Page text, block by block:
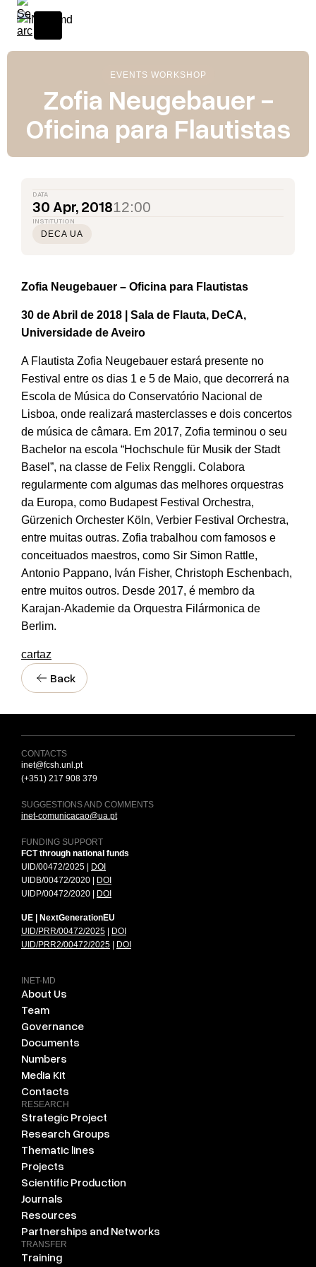
EVENTS WORKSHOP
Zofia Neugebauer -
Oficina para Flautistas
DATA
30 Apr, 201812:00
INSTITUTION
DECA UA
Zofia Neugebauer – Oficina para Flautistas
30 de Abril de 2018 | Sala de Flauta, DeCA,
Universidade de Aveiro
A Flautista Zofia Neugebauer estará presente no
Festival entre os dias 1 e 5 de Maio, que decorrerá na
Escola de Música do Conservatório Nacional de
Lisboa, onde realizará masterclasses e dois concertos
de música de câmara. Em 2017, Zofia terminou o seu
Bachelor na escola “Hochschule für Musik der Stadt
Basel”, na classe de Felix Renggli. Colabora
regularmente com algumas das melhores orquestras
da Europa, como Budapest Festival Orchestra,
Gürzenich Orchester Köln, Verbier Festival Orchestra,
entre muitas outras. Zofia trabalhou com famosos e
conceituados maestros, como Sir Simon Rattle,
Antonio Pappano, Iván Fisher, Christoph Eschenbach,
entre muitos outros. Desde 2017, é membro da
Karajan-Akademie da Orquestra Filármonica de
Berlim.
cartaz
Back
CONTACTS
inet@fcsh.unl.pt
(+351) 217 908 379
SUGGESTIONS AND COMMENTS
inet-comunicacao@ua.pt
FUNDING SUPPORT
FCT through national funds
UID/00472/2025 |
DOI
UIDB/00472/2020 |
DOI
UIDP/00472/2020 |
DOI
UE | NextGenerationEU
UID/PRR/00472/2025
DOI
UID/PRR2/00472/2025
DOI
INET-MD
About Us
Team
Governance
Documents
Numbers
Media Kit
Contacts
RESEARCH
Strategic Project
Research Groups
Thematic lines
Projects
Scientific Production
Journals
Resources
Partnerships and Networks
TRANSFER
Training